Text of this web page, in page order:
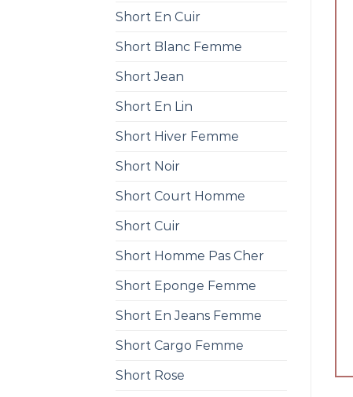
Short En Cuir
Short Blanc Femme
Short Jean
Short En Lin
Short Hiver Femme
Short Noir
Short Court Homme
Short Cuir
Short Homme Pas Cher
Short Eponge Femme
Short En Jeans Femme
Short Cargo Femme
Short Rose